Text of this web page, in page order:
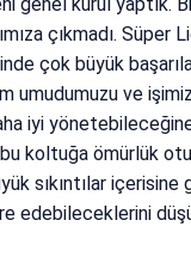
çıkmadı. Süper
çok büyük
umudumuzu ve
iyi
koltuğa ömürlük
sıkıntılar
edebileceklerini